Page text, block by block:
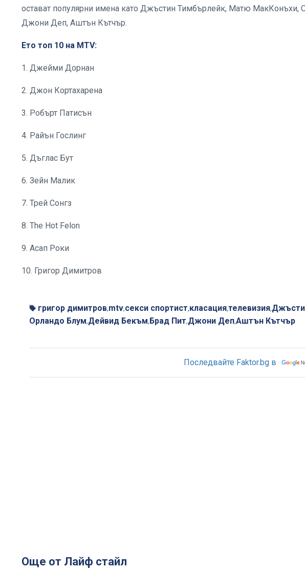
остават популярни имена като Джъстин Тимбърлейк, Матю
Джони Деп, Аштън Кътчър.
Ето топ 10 на MTV:
1. Джейми Дорнан
2. Джон Кортахарена
3. Робърт Патисън
4. Райън Гослинг
5. Дъглас Бут
6. Зейн Малик
7. Трей Сонгз
8. The Hot Felon
9. Асап Роки
10. Григор Димитров
григор димитров,mtv,секси спортист,класация,телевизия,
Орландо Блум,Дейвид Бекъм, Брад Пит,Джони Деп,Аштън Кътчър
Последвайте Faktor.bg в
Още от Лайф стайл